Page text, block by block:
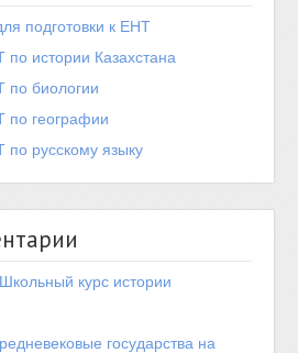
подготовки к ЕНТ
истории Казахстана
по биологии
по географии
русскому языку
Школьный курс истории
государства на